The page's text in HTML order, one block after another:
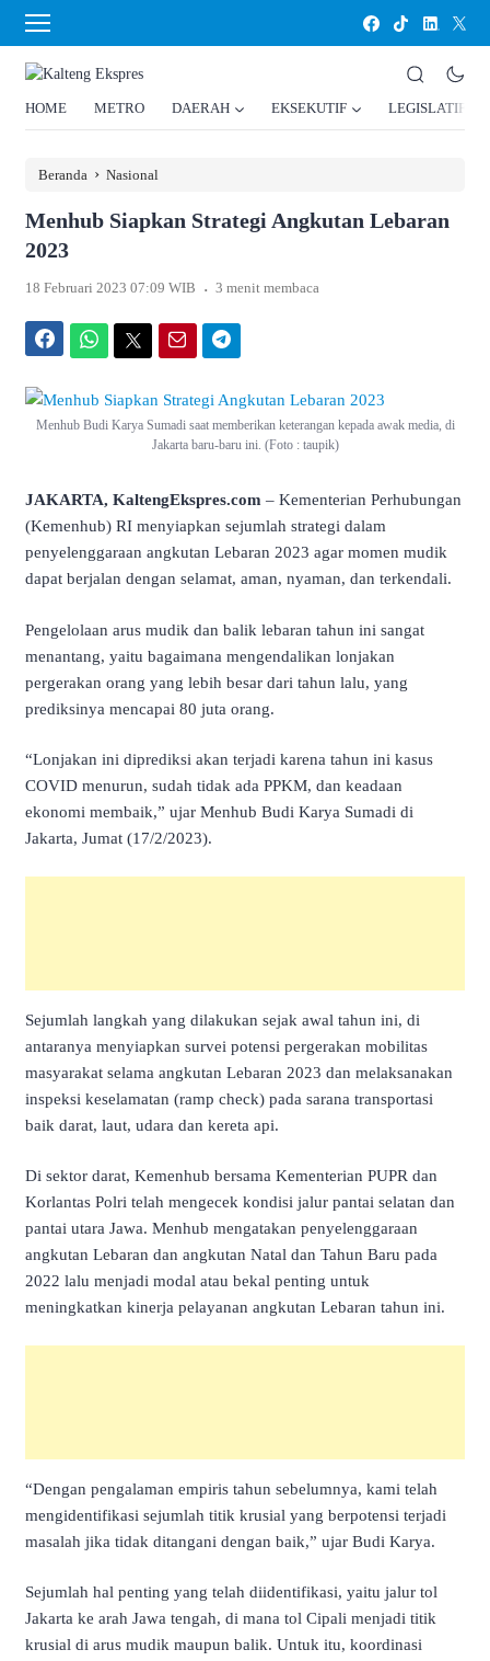
HOME METRO DAERAH EKSEKUTIF LEGISLATIF
Beranda › Nasional
Menhub Siapkan Strategi Angkutan Lebaran
2023
18 Februari 2023 07:09 WIB . 3 menit membaca
Menhub Budi Karya Sumadi saat memberikan keterangan kepada awak media, di
Jakarta baru-baru ini. (Foto : taupik)
JAKARTA, KaltengEkspres.com – Kementerian Perhubungan
(Kemenhub) RI menyiapkan sejumlah strategi dalam
penyelenggaraan angkutan Lebaran 2023 agar momen mudik
dapat berjalan dengan selamat, aman, nyaman, dan terkendali.
Pengelolaan arus mudik dan balik lebaran tahun ini sangat
menantang, yaitu bagaimana mengendalikan lonjakan
pergerakan orang yang lebih besar dari tahun lalu, yang
prediksinya mencapai 80 juta orang.
“Lonjakan ini diprediksi akan terjadi karena tahun ini kasus
COVID menurun, sudah tidak ada PPKM, dan keadaan
ekonomi membaik,” ujar Menhub Budi Karya Sumadi di
Jakarta, Jumat (17/2/2023).
Sejumlah langkah yang dilakukan sejak awal tahun ini, di
antaranya menyiapkan survei potensi pergerakan mobilitas
masyarakat selama angkutan Lebaran 2023 dan melaksanakan
inspeksi keselamatan (ramp check) pada sarana transportasi
baik darat, laut, udara dan kereta api.
Di sektor darat, Kemenhub bersama Kementerian PUPR dan
Korlantas Polri telah mengecek kondisi jalur pantai selatan dan
pantai utara Jawa. Menhub mengatakan penyelenggaraan
angkutan Lebaran dan angkutan Natal dan Tahun Baru pada
2022 lalu menjadi modal atau bekal penting untuk
meningkatkan kinerja pelayanan angkutan Lebaran tahun ini.
“Dengan pengalaman empiris tahun sebelumnya, kami telah
mengidentifikasi sejumlah titik krusial yang berpotensi terjadi
masalah jika tidak ditangani dengan baik,” ujar Budi Karya.
Sejumlah hal penting yang telah diidentifikasi, yaitu jalur tol
Jakarta ke arah Jawa tengah, di mana tol Cipali menjadi titik
krusial di arus mudik maupun balik. Untuk itu, koordinasi